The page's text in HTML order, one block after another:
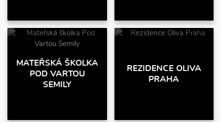
MATEŘSKÁ ŠKOLKA
POD VARTOU
SEMILY
REZIDENCE OLIVA
PRAHA